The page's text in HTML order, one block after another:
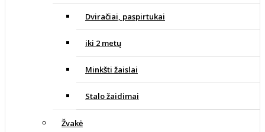
Dviračiai, paspirtukai
iki 2 metų
Minkšti žaislai
Stalo žaidimai
Žvakė